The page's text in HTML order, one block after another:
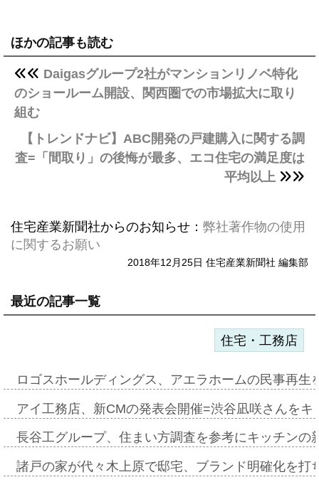
ほかの記事も読む
Daigasグループ2社がマンションリノベ特化
のショールーム開設、関西圏での市場拡大に取り
組む
【トレンドナビ】ABC開発の戸建購入に関する調
査=「間取り」の後悔が最多、エコ住宅の満足度は
平均以上
住宅産業新聞社からのお知らせ： 弊社著作物の使用
に関するお願い
2018年12月25日 住宅産業新聞社 編集部
最近の記事一覧
住宅・工務店
ロゴスホールディングス、アエラホームの民事再
アイ工務店、新CMの発表会開催=渋谷凪咲さんを
長谷工グループ、住まい方調査を参考にキッチン
諸戸の家が代々木上原で邸宅、ブランド明確化を